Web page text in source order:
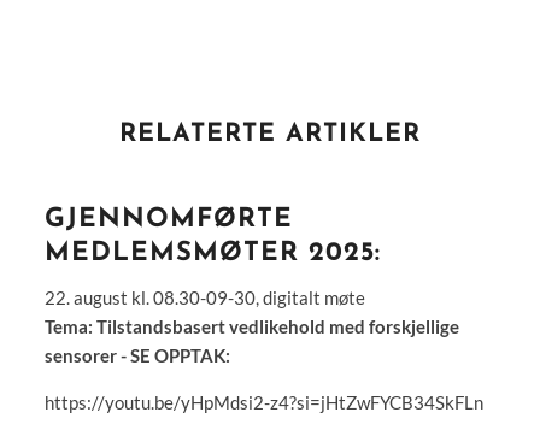
RELATERTE ARTIKLER
GJENNOMFØRTE
MEDLEMSMØTER 2025:
22. august kl. 08.30-09-30, digitalt møte
Tema: Tilstandsbasert vedlikehold med forskjellige
sensorer - SE OPPTAK:
https://youtu.be/yHpMdsi2-z4?si=jHtZwFYCB34SkFLn